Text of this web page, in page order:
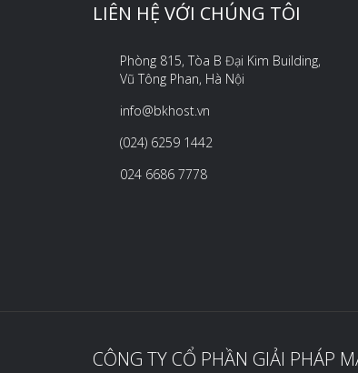
LIÊN HỆ VỚI CHÚNG TÔI
Phòng 815, Tòa B Đại Kim Building,
Vũ Tông Phan, Hà Nội
info@bkhost.vn
(024) 6259 1442
024 6686 7778
CÔNG TY CỔ PHẦN GIẢI PHÁP